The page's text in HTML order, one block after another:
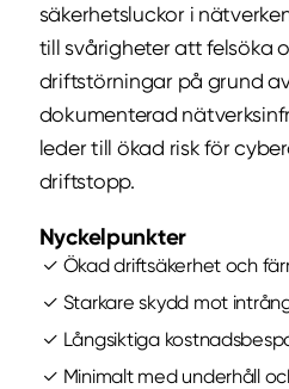
säkerhetsluckor i
till svårigheter att felsöka
driftstörningar på grund
dokumenterad
leder till ökad risk för
driftstopp.
Nyckelpunkter
Ökad driftsäkerhet och
Starkare skydd mot
Långsiktiga
Minimalt med underhåll